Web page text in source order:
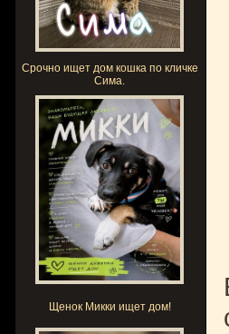
Срочно ищет дом кошка по кличке
Сима.
Щенок Микки ищет дом!